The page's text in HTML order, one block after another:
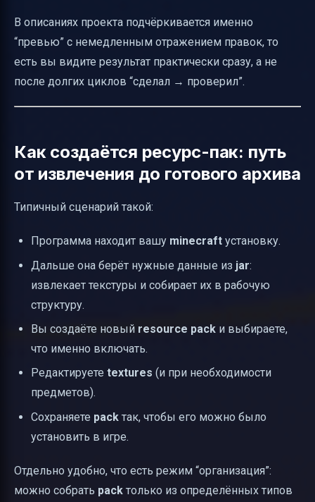
В описаниях проекта подчёркивается именно
“превью” с немедленным отражением правок, то
есть вы видите результат практически сразу, а не
после долгих циклов “сделал → проверил”.
Как создаётся ресурс-пак: путь
от извлечения до готового архива
Типичный сценарий такой:
Программа находит вашу minecraft установку.
Дальше она берёт нужные данные из jar:
извлекает текстуры и собирает их в рабочую
структуру.
Вы создаёте новый resource pack и выбираете,
что именно включать.
Редактируете textures (и при необходимости
предметов).
Сохраняете pack так, чтобы его можно было
установить в игре.
Отдельно удобно, что есть режим “организация”:
можно собрать pack только из определённых типов